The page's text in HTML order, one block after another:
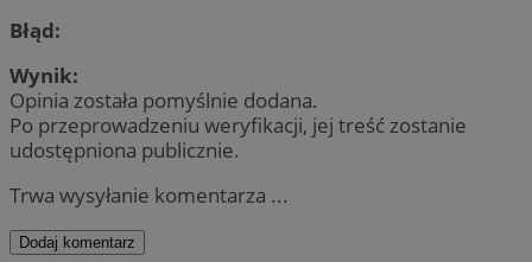
Błąd:
Wynik:
Opinia została pomyślnie dodana.
Po przeprowadzeniu weryfikacji, jej treść zostanie
udostępniona publicznie.
Trwa wysyłanie komentarza ...
Dodaj komentarz